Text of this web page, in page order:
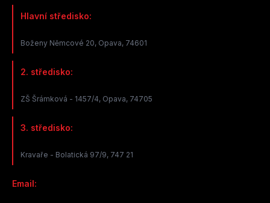
Hlavní středisko:
Boženy Němcové 20, Opava, 74601
2. středisko:
ZŠ Šrámková - 1457/4, Opava, 74705
3. středisko:
Kravaře - Bolatická 97/9, 747 21
Email: